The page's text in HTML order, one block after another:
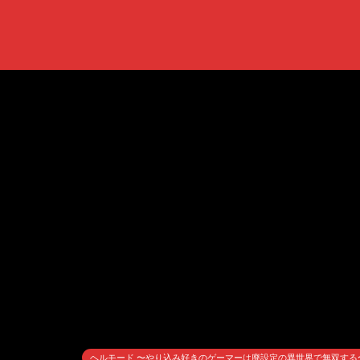
ヘルモード 〜やり込み好きのゲーマーは廃設定の異世界で無双する